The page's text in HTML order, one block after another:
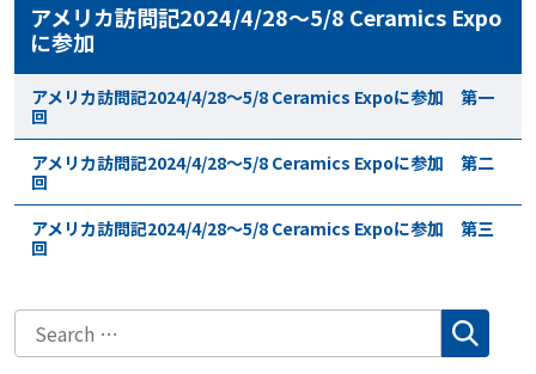
アメリカ訪問記2024/4/28～5/8 Ceramics Expo
に参加
アメリカ訪問記2024/4/28～5/8 Ceramics Expoに参加 第一
回
アメリカ訪問記2024/4/28～5/8 Ceramics Expoに参加 第二
回
アメリカ訪問記2024/4/28～5/8 Ceramics Expoに参加 第三
回